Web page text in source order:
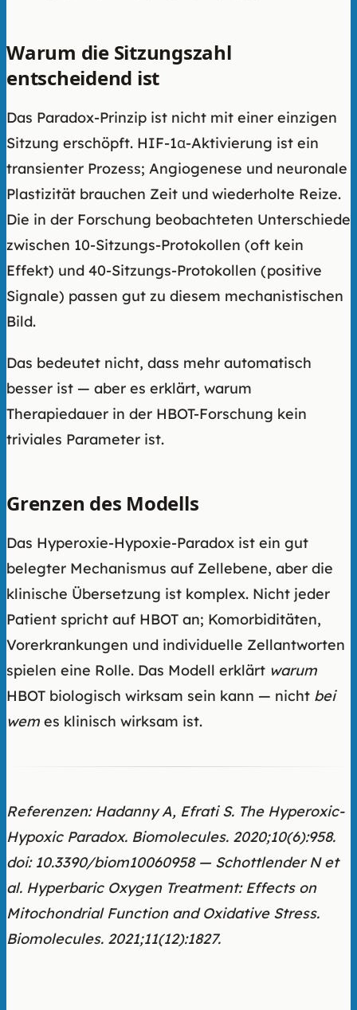
Warum die Sitzungszahl
entscheidend ist
Das Paradox-Prinzip ist nicht mit einer einzigen
Sitzung erschöpft. HIF-1α-Aktivierung ist ein
transienter Prozess; Angiogenese und neuronale
Plastizität brauchen Zeit und wiederholte Reize.
Die in der Forschung beobachteten Unterschiede
zwischen 10-Sitzungs-Protokollen (oft kein
Effekt) und 40-Sitzungs-Protokollen (positive
Signale) passen gut zu diesem mechanistischen
Bild.
Das bedeutet nicht, dass mehr automatisch
besser ist — aber es erklärt, warum
Therapiedauer in der HBOT-Forschung kein
triviales Parameter ist.
Grenzen des Modells
Das Hyperoxie-Hypoxie-Paradox ist ein gut
belegter Mechanismus auf Zellebene, aber die
klinische Übersetzung ist komplex. Nicht jeder
Patient spricht auf HBOT an; Komorbiditäten,
Vorerkrankungen und individuelle Zellantworten
spielen eine Rolle. Das Modell erklärt warum
HBOT biologisch wirksam sein kann — nicht bei
wem es klinisch wirksam ist.
Referenzen: Hadanny A, Efrati S. The Hyperoxic-
Hypoxic Paradox. Biomolecules. 2020;10(6):958.
doi: 10.3390/biom10060958 — Schottlender N et
al. Hyperbaric Oxygen Treatment: Effects on
Mitochondrial Function and Oxidative Stress.
Biomolecules. 2021;11(12):1827.